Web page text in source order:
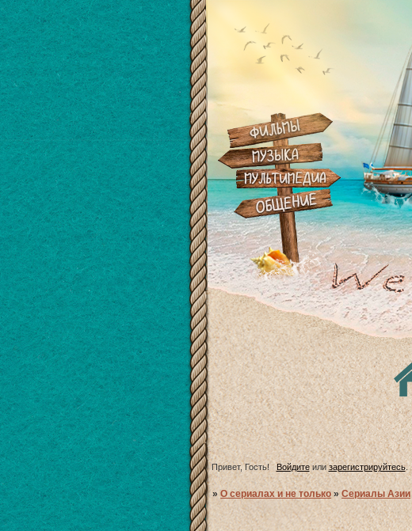
Привет, Гость! Войдитеилизарегистрируйтесь.
»О сериалах и не только »Сериалы Азии